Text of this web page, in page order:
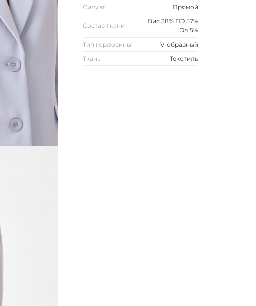
Силуэт
Прямой
Состав ткани
Вис 38% ПЭ 57%
Эл 5%
Тип горловины
V-образный
Ткань
Текстиль